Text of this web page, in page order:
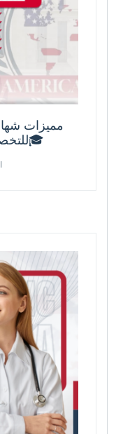
للتخصصات الطبية والصحية🎓